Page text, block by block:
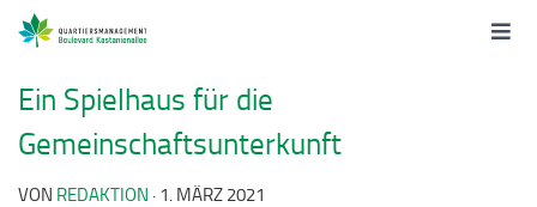
Ein Spielhaus für die
Gemeinschaftsunterkunft
VON REDAKTION · 1. MÄRZ 2021